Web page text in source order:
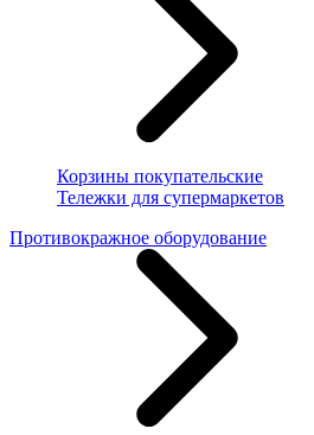
Корзины покупательские
Тележки для супермаркетов
Противокражное оборудование